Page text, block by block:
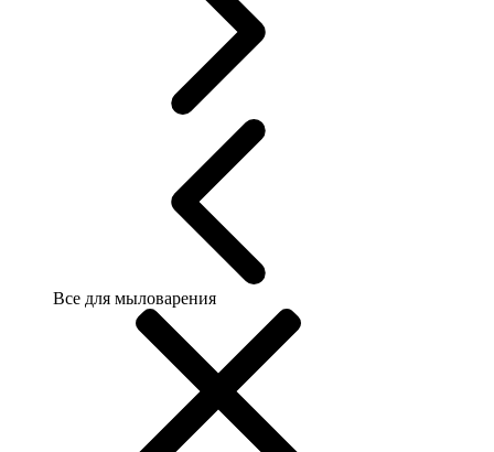
Все для мыловарения